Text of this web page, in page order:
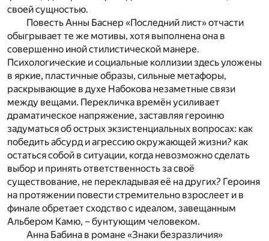
своей сущностью.
Повесть Анны Баснер «Последний лист» отчасти
обыгрывает те же мотивы, хотя выполнена она в
совершенно иной стилистической манере.
Психологические и социальные коллизии здесь уложены
в яркие, пластичные образы, сильные метафоры,
раскрывающие в духе Набокова незаметные связи
между вещами. Перекличка времён усиливает
драматическое напряжение, заставляя героиню
задуматься об острых экзистенциальных вопросах: как
победить абсурд и агрессию окружающей жизни? как
остаться собой в ситуации, когда невозможно сделать
выбор и принять ответственность за своё
существование, не перекладывая её на других? Героиня
на протяжении повести стремительно взрослеет и в
финале обретает сходство с идеалом, завещанным
Альбером Камю, – бунтующим человеком.
Анна Бабина в романе «Знаки безразличия»